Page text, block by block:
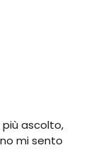
ascolto,
mi sento